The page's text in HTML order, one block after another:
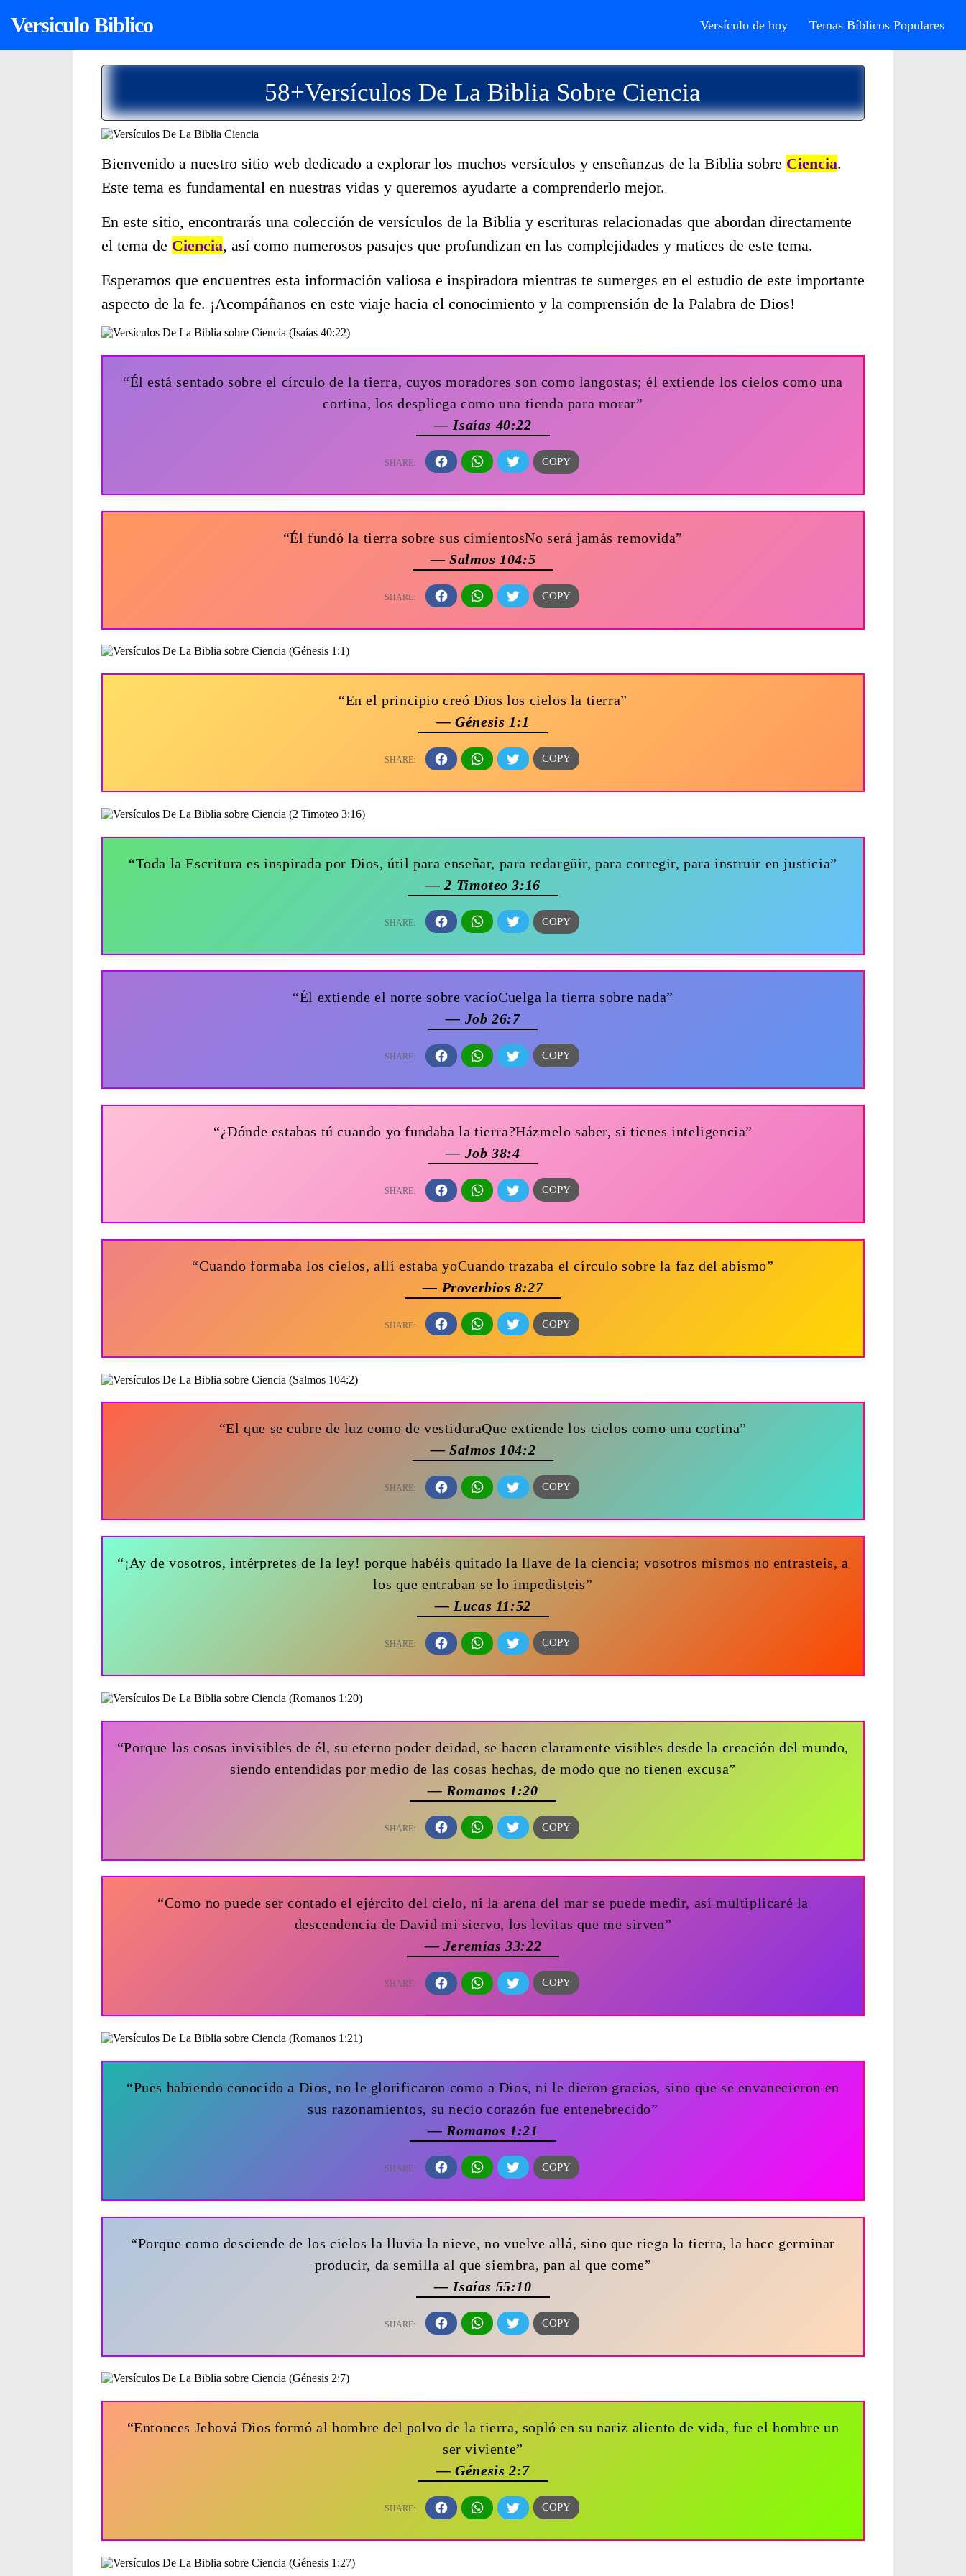
Versiculo Biblico Versículo de hoy Temas Bíblicos Populares
58+Versículos De La Biblia Sobre Ciencia
Bienvenido a nuestro sitio web dedicado a explorar los muchos versículos y enseñanzas de la Biblia sobre Ciencia.
Este tema es fundamental en nuestras vidas y queremos ayudarte a comprenderlo mejor.
En este sitio, encontrarás una colección de versículos de la Biblia y escrituras relacionadas que abordan directamente
el tema de Ciencia, así como numerosos pasajes que profundizan en las complejidades y matices de este tema.
Esperamos que encuentres esta información valiosa e inspiradora mientras te sumerges en el estudio de este importante
aspecto de la fe. ¡Acompáñanos en este viaje hacia el conocimiento y la comprensión de la Palabra de Dios!
“Él está sentado sobre el círculo de la tierra, cuyos moradores son como langostas; él extiende los cielos como una
cortina, los despliega como una tienda para morar”
— Isaías 40:22
“Él fundó la tierra sobre sus cimientosNo será jamás removida”
— Salmos 104:5
“En el principio creó Dios los cielos la tierra”
— Génesis 1:1
“Toda la Escritura es inspirada por Dios, útil para enseñar, para redargüir, para corregir, para instruir en justicia”
— 2 Timoteo 3:16
“Él extiende el norte sobre vacíoCuelga la tierra sobre nada”
— Job 26:7
“¿Dónde estabas tú cuando yo fundaba la tierra?Házmelo saber, si tienes inteligencia”
— Job 38:4
“Cuando formaba los cielos, allí estaba yoCuando trazaba el círculo sobre la faz del abismo”
— Proverbios 8:27
“El que se cubre de luz como de vestiduraQue extiende los cielos como una cortina”
— Salmos 104:2
“¡Ay de vosotros, intérpretes de la ley! porque habéis quitado la llave de la ciencia; vosotros mismos no entrasteis, a
los que entraban se lo impedisteis”
— Lucas 11:52
“Porque las cosas invisibles de él, su eterno poder deidad, se hacen claramente visibles desde la creación del mundo,
siendo entendidas por medio de las cosas hechas, de modo que no tienen excusa”
— Romanos 1:20
“Como no puede ser contado el ejército del cielo, ni la arena del mar se puede medir, así multiplicaré la
descendencia de David mi siervo, los levitas que me sirven”
— Jeremías 33:22
“Pues habiendo conocido a Dios, no le glorificaron como a Dios, ni le dieron gracias, sino que se envanecieron en
sus razonamientos, su necio corazón fue entenebrecido”
— Romanos 1:21
“Porque como desciende de los cielos la lluvia la nieve, no vuelve allá, sino que riega la tierra, la hace germinar
producir, da semilla al que siembra, pan al que come”
— Isaías 55:10
“Entonces Jehová Dios formó al hombre del polvo de la tierra, sopló en su nariz aliento de vida, fue el hombre un
ser viviente”
— Génesis 2:7